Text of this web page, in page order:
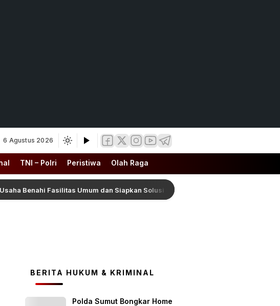
6 Agustus 2026
TNI – Polri Peristiwa Olah Raga
Benahi Fasilitas Umum dan Siapkan Solusi Cegah Banjir Berulang
BERITA HUKUM & KRIMINAL
Polda Sumut Bongkar Home